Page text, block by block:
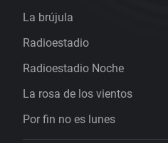
La brújula
Radioestadio
Radioestadio Noche
La rosa de los vientos
Por fin no es lunes